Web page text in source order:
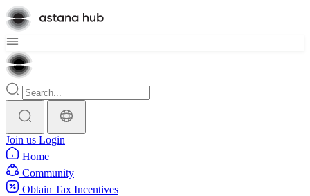
Join us Login
Home
Community
Obtain Tax Incentives